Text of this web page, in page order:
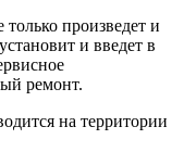
произведет и
и введет в
ремонт.
на территории